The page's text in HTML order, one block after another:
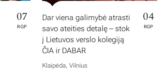
07
RGP
Dar viena galimybė atrasti
savo ateities detalę – stok
į Lietuvos verslo kolegiją
ČIA ir DABAR
04
RGP
Klaipėda, Vilnius